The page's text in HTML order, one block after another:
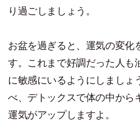
り過ごしましょう。
お盆を過ぎると、運気の変化
す。これまで好調だった人も
に敏感にいるようにしましょ
べ、デトックスで体の中から
運気がアップしますよ。